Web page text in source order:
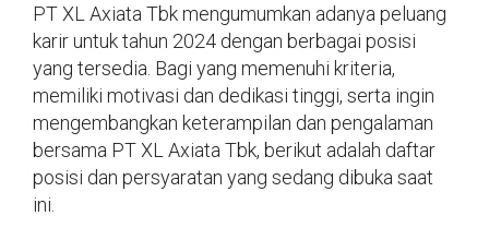
PT XL Axiata Tbk mengumumkan adanya peluang
karir untuk tahun 2024 dengan berbagai posisi
yang tersedia. Bagi yang memenuhi kriteria,
memiliki motivasi dan dedikasi tinggi, serta ingin
mengembangkan keterampilan dan pengalaman
bersama PT XL Axiata Tbk, berikut adalah daftar
posisi dan persyaratan yang sedang dibuka saat
ini.